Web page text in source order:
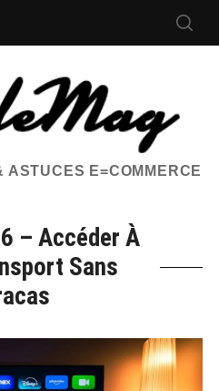
E=COMMERCE
– Accéder À
Sans